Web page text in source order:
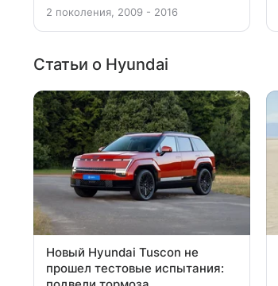
2 поколения, 2009 - 2016
Статьи о Hyundai
Новый Hyundai Tuscon не
прошел тестовые испытания: